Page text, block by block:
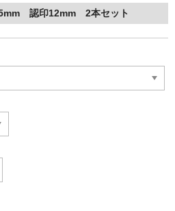
認印12mm 2本セット